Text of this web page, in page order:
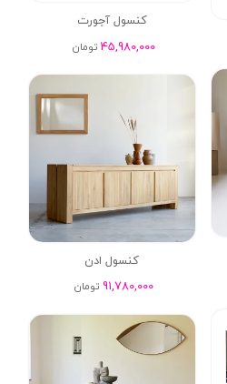
کنسول آجورت
45,980,000 تومان
کنسول ادن
91,780,000 تومان